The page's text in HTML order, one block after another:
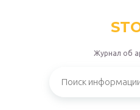
Журнал об